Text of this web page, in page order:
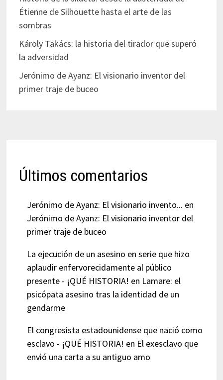
Étienne de Silhouette hasta el arte de las
sombras
Károly Takács: la historia del tirador que superó
la adversidad
Jerónimo de Ayanz: El visionario inventor del
primer traje de buceo
Últimos comentarios
Jerónimo de Ayanz: El visionario invento... en
Jerónimo de Ayanz: El visionario inventor del
primer traje de buceo
La ejecución de un asesino en serie que hizo
aplaudir enfervorecidamente al público
presente - ¡QUÉ HISTORIA! en Lamare: el
psicópata asesino tras la identidad de un
gendarme
El congresista estadounidense que nació como
esclavo - ¡QUÉ HISTORIA! en El exesclavo que
envió una carta a su antiguo amo